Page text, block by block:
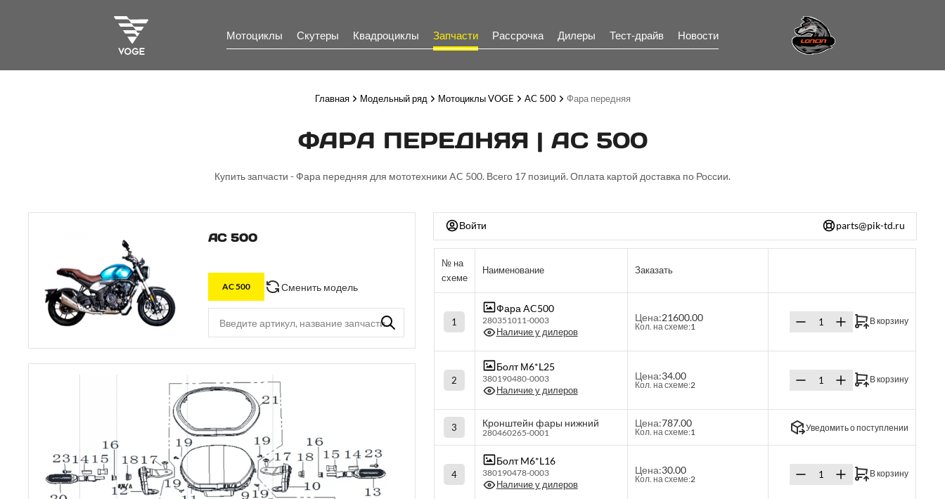
Мотоциклы Скутеры Квадроциклы Запчасти Рассрочка Дилеры Тест-драйв Новости
Главная Модельный ряд Мотоциклы VOGE AC 500 Фара передняя
ФАРА ПЕРЕДНЯЯ | AC 500
Купить запчасти - Фара передняя для мототехники AC 500. Всего 17 позиций. Оплата картой доставка по России.
AC 500
AC 500 Сменить модель
Войти parts@pik-td.ru
№ на
схеме
Наименование Заказать
1
Фара AC500
280351011-0003
Наличие у дилеров
Цена:21600.00
Кол. на схеме:1
В корзину
2
Болт М6*L25
380190480-0003
Наличие у дилеров
Цена:34.00
Кол. на схеме:2
В корзину
3 Кронштейн фары нижний
280460265-0001
Цена:787.00
Кол. на схеме:1 Уведомить о поступлении
4
Болт M6*L16
380190478-0003
Наличие у дилеров
Цена:30.00
Кол. на схеме:2
В корзину